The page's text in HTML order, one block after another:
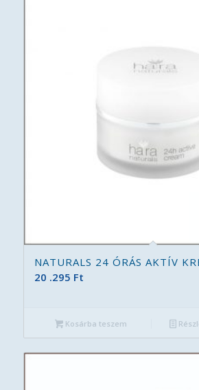
NATURALS 24 ÓRÁS AKTÍV
20 .295 Ft
Kosárba teszem